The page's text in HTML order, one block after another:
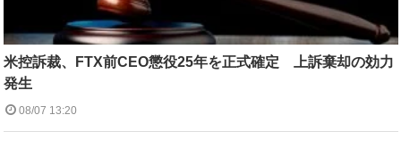
米控訴裁、FTX前CEO懲役25年を正式確定 上訴棄却の効力
発生
08/07 13:20